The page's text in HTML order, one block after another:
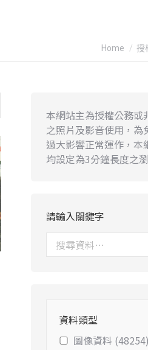
You are
Home 授
本網站主為授權公務或
之照片及影音使用，為
過大影響正常運作，本
均設定為3分鐘長度之
請輸入關鍵字
資料類型
圖像資料 (48254)